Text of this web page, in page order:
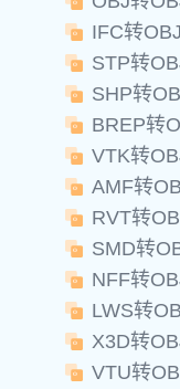
IFC转OBJ
STP转
SHP转
BREP转
VTK转
AMF转
RVT转
SMD转
NFF转
LWS转
X3D转
VTU转